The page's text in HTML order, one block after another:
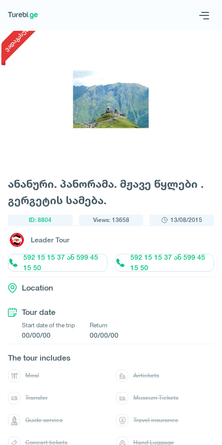
Request a tour
ვადაგასული
ანანური. პანორამა. მჟავე წყლები .
გერგეტის სამება.
ID: 8804 Views: 13658 13/08/2015
Leader Tour
592 15 15 37 ან 599 45
15 50
592 15 15 37 ან 599 45
15 50
Location
Tour date
Start date of the trip
00/00/00
Return
00/00/00
The tour includes
Meal Airtickets
Transfer Museum Tickets
Guide service Travel insurance
Concert tickets Hand Luggage